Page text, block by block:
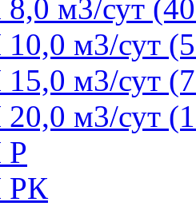
м3/сут (40
м3/сут
м3/сут
м3/сут
РК